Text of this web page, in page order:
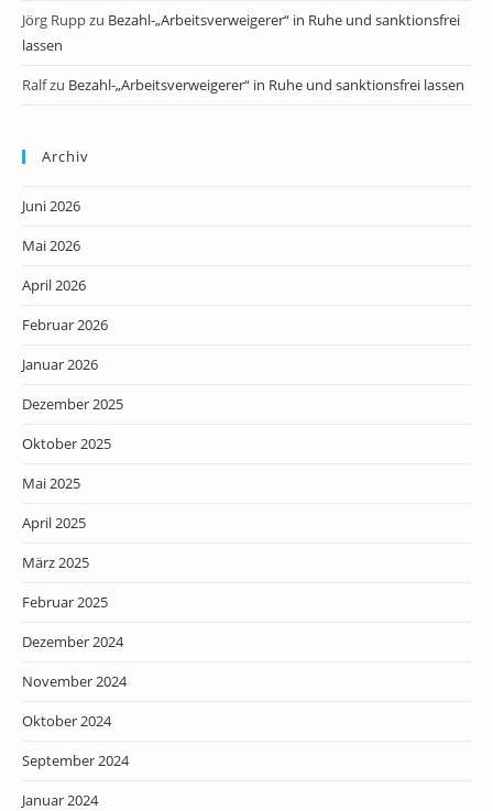
Jörg Ruppzu Bezahl-„Arbeitsverweigerer“ in Ruhe und sanktionsfrei
lassen
Ralfzu Bezahl-„Arbeitsverweigerer“ in Ruhe und sanktionsfrei lassen
Archiv
Juni 2026
Mai 2026
April 2026
Februar 2026
Januar 2026
Dezember 2025
Oktober 2025
Mai 2025
April 2025
März 2025
Februar 2025
Dezember 2024
November 2024
Oktober 2024
September 2024
Januar 2024